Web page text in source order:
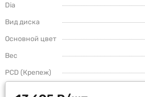
Dia
Вид диска
Основной цвет
Вес
PCD (Крепеж)